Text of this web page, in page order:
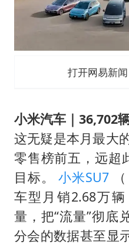
打开网易新
小米汽车｜36,702
这无疑是本月最大
零售榜前五，远超
目标。
小米SU7 （
车型月销2.68万
量，把“流量”彻底
分会的数据甚至显